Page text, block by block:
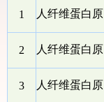
1 人纤维蛋白原
2 人纤维蛋白原
3 人纤维蛋白原